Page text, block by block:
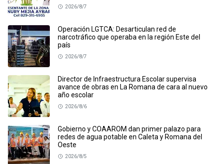
2026/8/7
Operación LGTCA: Desarticulan red de
narcotráfico que operaba en la región Este del
país
2026/8/7
Director de Infraestructura Escolar supervisa
avance de obras en La Romana de cara al nuevo
año escolar
2026/8/6
Gobierno y COAAROM dan primer palazo para
redes de agua potable en Caleta y Romana del
Oeste
2026/8/5